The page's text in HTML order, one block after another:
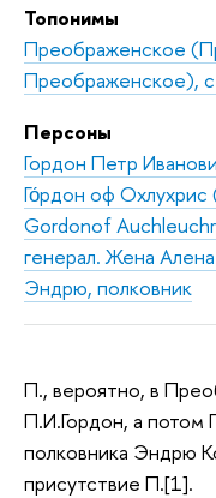
Топонимы
Преображенское
Преображенское),
Персоны
Гордон Петр
Го́рдон оф Охлухрис
Gordonof
генерал. Жена
Эндрю, полковник
П., вероятно, в
П.И.Гордон, а потом
полковника Эндрю
присутствие П.[1].